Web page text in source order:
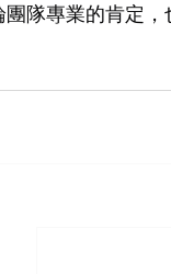
隊專業的肯定